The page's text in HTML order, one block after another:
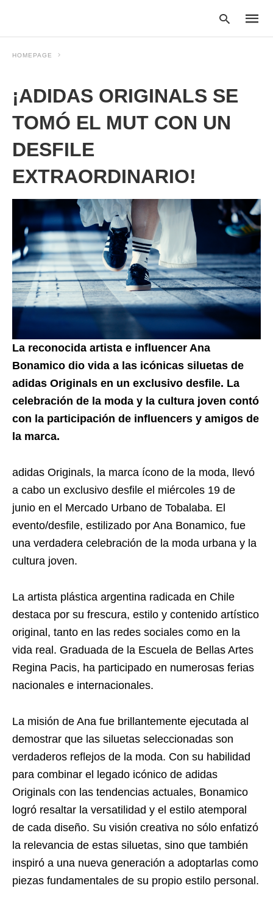
HOMEPAGE
¡ADIDAS ORIGINALS SE
TOMÓ EL MUT CON UN
DESFILE
EXTRAORDINARIO!
La reconocida artista e influencer Ana
Bonamico dio vida a las icónicas siluetas de
adidas Originals en un exclusivo desfile. La
celebración de la moda y la cultura joven contó
con la participación de influencers y amigos de
la marca.
adidas Originals, la marca ícono de la moda, llevó
a cabo un exclusivo desfile el miércoles 19 de
junio en el Mercado Urbano de Tobalaba. El
evento/desfile, estilizado por Ana Bonamico, fue
una verdadera celebración de la moda urbana y la
cultura joven.
La artista plástica argentina radicada en Chile
destaca por su frescura, estilo y contenido artístico
original, tanto en las redes sociales como en la
vida real. Graduada de la Escuela de Bellas Artes
Regina Pacis, ha participado en numerosas ferias
nacionales e internacionales.
La misión de Ana fue brillantemente ejecutada al
demostrar que las siluetas seleccionadas son
verdaderos reflejos de la moda. Con su habilidad
para combinar el legado icónico de adidas
Originals con las tendencias actuales, Bonamico
logró resaltar la versatilidad y el estilo atemporal
de cada diseño. Su visión creativa no sólo enfatizó
la relevancia de estas siluetas, sino que también
inspiró a una nueva generación a adoptarlas como
piezas fundamentales de su propio estilo personal.